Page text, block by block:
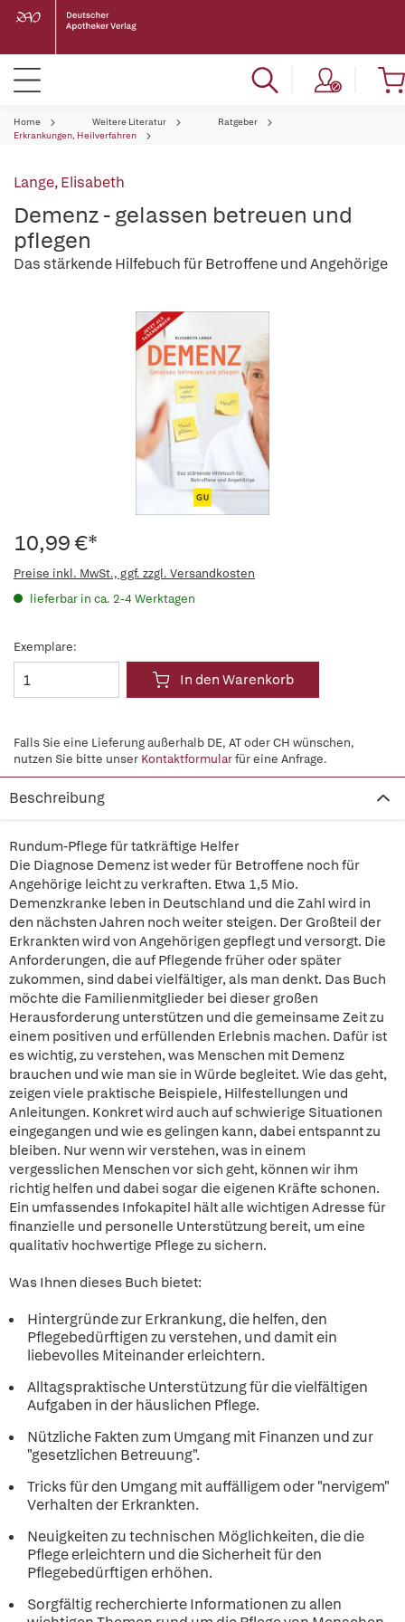
Home Weitere Literatur
Ratgeber
Erkrankungen, Heilverfahren
Lange, Elisabeth
Demenz - gelassen betreuen und
pflegen
Das stärkende Hilfebuch für Betroffene und Angehörige
10,99 €*
Preise inkl. MwSt., ggf. zzgl. Versandkosten
lieferbar in ca. 2-4 Werktagen
Exemplare:
In den Warenkorb
Falls Sie eine Lieferung außerhalb DE, AT oder CH wünschen,
nutzen Sie bitte unser Kontaktformularfür eine Anfrage.
Beschreibung
Rundum-Pflege für tatkräftige Helfer
Die Diagnose Demenz ist weder für Betroffene noch für
Angehörige leicht zu verkraften. Etwa 1,5 Mio.
Demenzkranke leben in Deutschland und die Zahl wird in
den nächsten Jahren noch weiter steigen. Der Großteil der
Erkrankten wird von Angehörigen gepflegt und versorgt. Die
Anforderungen, die auf Pflegende früher oder später
zukommen, sind dabei vielfältiger, als man denkt. Das Buch
möchte die Familienmitglieder bei dieser großen
Herausforderung unterstützen und die gemeinsame Zeit zu
einem positiven und erfüllenden Erlebnis machen. Dafür ist
es wichtig, zu verstehen, was Menschen mit Demenz
brauchen und wie man sie in Würde begleitet. Wie das geht,
zeigen viele praktische Beispiele, Hilfestellungen und
Anleitungen. Konkret wird auch auf schwierige Situationen
eingegangen und wie es gelingen kann, dabei entspannt zu
bleiben. Nur wenn wir verstehen, was in einem
vergesslichen Menschen vor sich geht, können wir ihm
richtig helfen und dabei sogar die eigenen Kräfte schonen.
Ein umfassendes Infokapitel hält alle wichtigen Adresse für
finanzielle und personelle Unterstützung bereit, um eine
qualitativ hochwertige Pflege zu sichern.
Was Ihnen dieses Buch bietet:
Hintergründe zur Erkrankung, die helfen, den
Pflegebedürftigen zu verstehen, und damit ein
liebevolles Miteinander erleichtern.
Alltagspraktische Unterstützung für die vielfältigen
Aufgaben in der häuslichen Pflege.
Nützliche Fakten zum Umgang mit Finanzen und zur
"gesetzlichen Betreuung".
Tricks für den Umgang mit auffälligem oder "nervigem"
Verhalten der Erkrankten.
Neuigkeiten zu technischen Möglichkeiten, die die
Pflege erleichtern und die Sicherheit für den
Pflegebedürftigen erhöhen.
Sorgfältig recherchierte Informationen zu allen